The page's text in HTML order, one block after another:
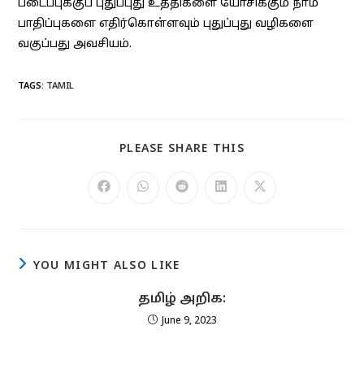
படைப்புக்குப் புதுப்புது உத்திகளை யோசிக்கும் நாம்
பாதிப்புகளை எதிர்கொள்ளவும் புதுப்புது வழிகளை
வகுப்பது அவசியம்.
TAGS: TAMIL
PLEASE SHARE THIS
Opens
Opens Opens
Opens
Opens
YOU MIGHT ALSO LIKE
தமிழ் அறிக:
June 9, 2023